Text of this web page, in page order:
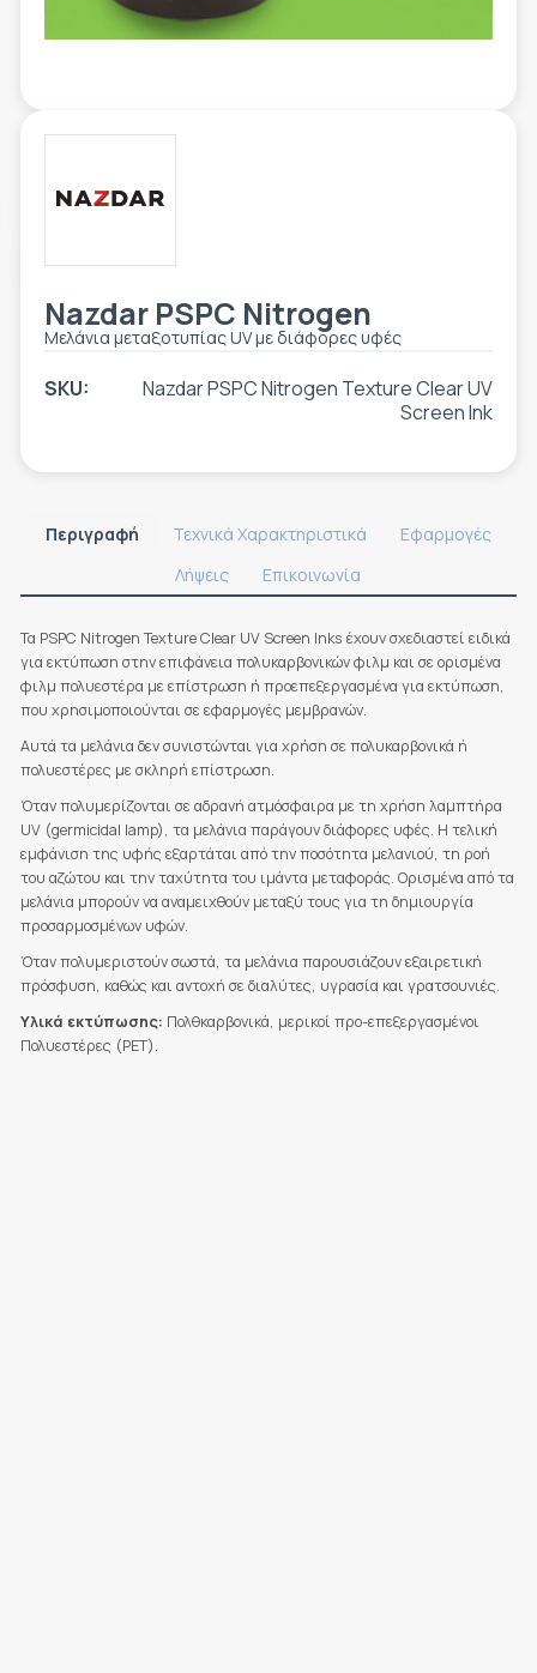
ΕΡΓΑΛΕΊΑ - ΑΞΕΣΟΥΆΡ
ΚΑΤΑ ΠΑΡΑΓΓΕΛΊΑ
ΜΕΤΑΧΕΙΡΙΣΜΈΝΑ
ΕΤΙΚΈΤΑ - ΕΎΚΑΜΠΤΗ ΣΥΣΚΕΥΑΣΊΑ
Nazdar PSPC Nitrogen
Μελάνια μεταξοτυπίας UV με διάφορες υφές
SKU:
Nazdar PSPC Nitrogen Texture Clear UV
Screen Ink
Περιγραφή
Τεχνικά Χαρακτηριστικά
Λήψεις
Επικοινωνία
Εφαρμογές
Τα PSPC Nitrogen Texture Clear UV Screen Inks έχουν σχεδιαστεί ειδικά
για εκτύπωση στην επιφάνεια πολυκαρβονικών φιλμ και σε ορισμένα
φιλμ πολυεστέρα με επίστρωση ή προεπεξεργασμένα για εκτύπωση,
που χρησιμοποιούνται σε εφαρμογές μεμβρανών.
Αυτά τα μελάνια δεν συνιστώνται για χρήση σε πολυκαρβονικά ή
πολυεστέρες με σκληρή επίστρωση.
Όταν πολυμερίζονται σε αδρανή ατμόσφαιρα με τη χρήση λαμπτήρα
UV (germicidal lamp), τα μελάνια παράγουν διάφορες υφές. Η τελική
εμφάνιση της υφής εξαρτάται από την ποσότητα μελανιού, τη ροή
του αζώτου και την ταχύτητα του ιμάντα μεταφοράς. Ορισμένα από τα
μελάνια μπορούν να αναμειχθούν μεταξύ τους για τη δημιουργία
προσαρμοσμένων υφών.
Όταν πολυμεριστούν σωστά, τα μελάνια παρουσιάζουν εξαιρετική
πρόσφυση, καθώς και αντοχή σε διαλύτες, υγρασία και γρατσουνιές.
Υλικά εκτύπωσης: Πολθκαρβονικά, μερικοί προ-επεξεργασμένοι
Πολυεστέρες (PET).